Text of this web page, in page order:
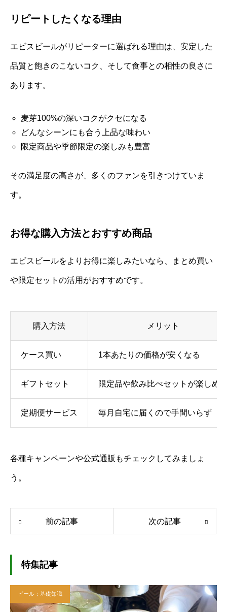
リピートしたくなる理由
エビスビールがリピーターに選ばれる理由は、安定した
品質と飽きのこないコク、そして食事との相性の良さに
あります。
麦芽100%の深いコクがクセになる
どんなシーンにも合う上品な味わい
限定商品や季節限定の楽しみも豊富
その満足度の高さが、多くのファンを引きつけていま
す。
お得な購入方法とおすすめ商品
エビスビールをよりお得に楽しみたいなら、まとめ買い
や限定セットの活用がおすすめです。
購入方法 メリット
ケース買い 1本あたりの価格が安くなる
ギフトセット 限定品や飲み比べセットが楽しめ
定期便サービス 毎月自宅に届くので手間いらず
各種キャンペーンや公式通販もチェックしてみましょ
う。
前の記事 次の記事
特集記事
ビール：基礎知識